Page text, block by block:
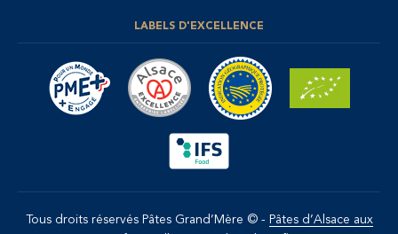
LABELS D'EXCELLENCE
Tous droits réservés Pâtes Grand’Mère © - Pâtes d’Alsace aux